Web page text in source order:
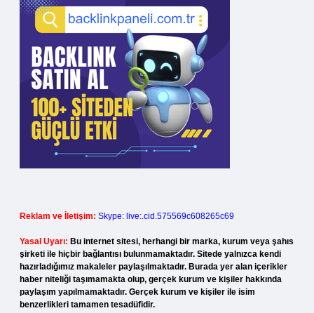
Reklam ve İletişim: Skype: live:.cid.575569c608265c69
Yasal Uyarı: Bu internet sitesi, herhangi bir marka, kurum veya şahıs
şirketi ile hiçbir bağlantısı bulunmamaktadır. Sitede yalnızca kendi
hazırladığımız makaleler paylaşılmaktadır. Burada yer alan içerikler
haber niteliği taşımamakta olup, gerçek kurum ve kişiler hakkında
paylaşım yapılmamaktadır. Gerçek kurum ve kişiler ile isim
benzerlikleri tamamen tesadüfidir.